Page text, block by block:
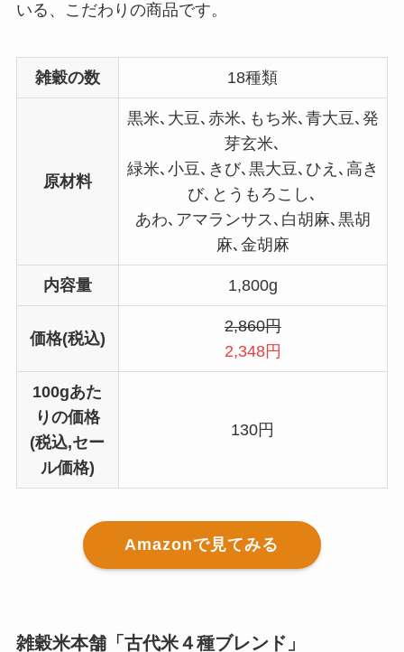
いる、こだわりの商品です。
雑穀の数 18種類
原材料
黒米､大豆､赤米､もち米､青大豆､発
芽玄米､
緑米､小豆､きび､黒大豆､ひえ､高き
び､とうもろこし､
あわ､アマランサス､白胡麻､黒胡
麻､金胡麻
内容量 1,800g
価格(税込)
2,860円
2,348円
100gあた
りの価格
(税込,セー
ル価格)
130円
Amazonで見てみる
雑穀米本舗「古代米４種ブレンド」